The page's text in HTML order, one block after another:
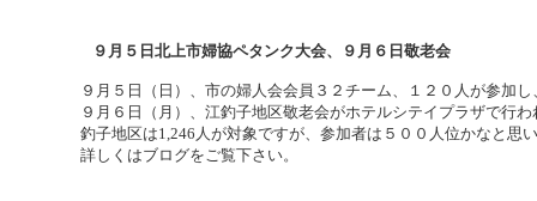
９月５日北上市婦協ペタンク大会、９月６日敬老会
９月５日（日）、市の婦人会会員３２チーム、１２０人が参加
９月６日（月）、江釣子地区敬老会がホテルシテイプラザで行
釣子地区は1,246人が対象ですが、参加者は５００人位かなと思
詳しくはブログをご覧下さい。